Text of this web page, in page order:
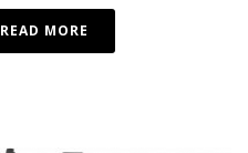
READ MORE